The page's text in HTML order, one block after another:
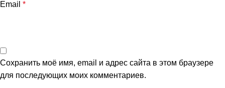
Email *
Сохранить моё имя, email и адрес сайта в этом браузере
для последующих моих комментариев.